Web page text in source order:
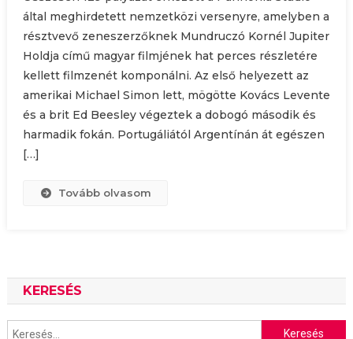
által meghirdetett nemzetközi versenyre, amelyben a
résztvevő zeneszerzőknek Mundruczó Kornél Jupiter
Holdja című magyar filmjének hat perces részletére
kellett filmzenét komponálni. Az első helyezett az
amerikai Michael Simon lett, mögötte Kovács Levente
és a brit Ed Beesley végeztek a dobogó második és
harmadik fokán. Portugáliától Argentínán át egészen
[…]
Tovább olvasom
KERESÉS
Keresés: